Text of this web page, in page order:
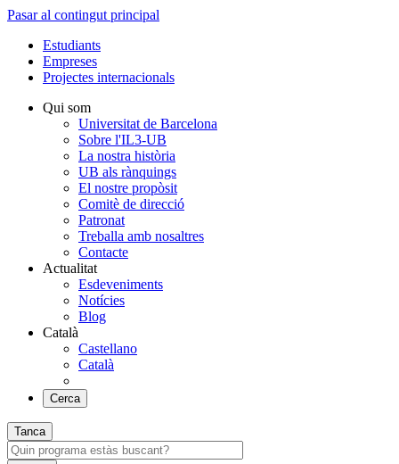
Pasar al contingut principal
Estudiants
Empreses
Projectes internacionals
Qui som
Universitat de Barcelona
Sobre l'IL3-UB
La nostra història
UB als rànquings
El nostre propòsit
Comitè de direcció
Patronat
Treballa amb nosaltres
Contacte
Actualitat
Esdeveniments
Notícies
Blog
Català
Castellano
Català
Cerca
Tanca